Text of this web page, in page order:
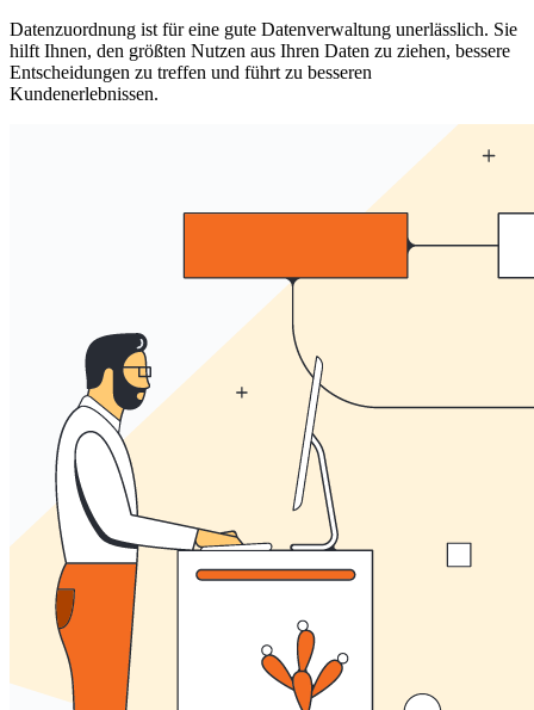
Datenzuordnung ist für eine gute Datenverwaltung unerlässlich. Sie
hilft Ihnen, den größten Nutzen aus Ihren Daten zu ziehen, bessere
Entscheidungen zu treffen und führt zu besseren
Kundenerlebnissen.